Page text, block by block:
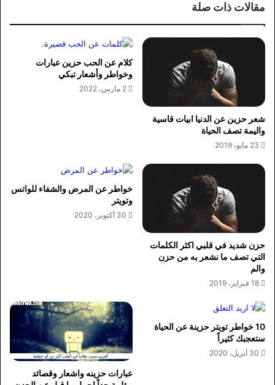
مقالات ذات صلة
شعر حزين عن الدنيا ابيات قاسية
واليمة تصف الحياة
23 مايو، 2019
كلام عن الحب حزين عبارات
وخواطر وأشعار تبكي
2 مارس، 2022
حزن شديد في قلبي اكثر الكلمات
التي تصف ما نشعر به من حزن
والم
18 فبراير، 2019
خواطر عن المرض والشفاء للواتس
وتويتر
30 أكتوبر، 2020
10 خواطر تويتر حزينة عن الحياة
ستعجبك كثيراً
30 أبريل، 2020
عبارات حزينه واشعار وقصائد